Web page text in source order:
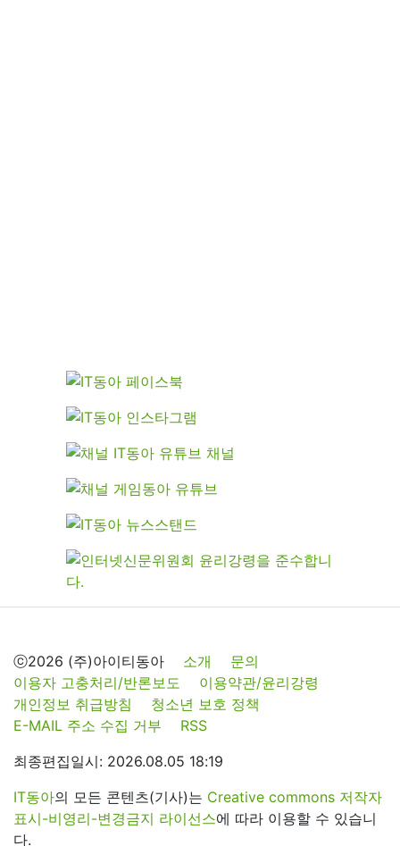
ⓒ2026 (주)아이티동아 소개
문의
이용자 고충처리/반론보도
이용약관/윤리강령
개인정보 취급방침
청소년 보호 정책
E-MAIL 주소 수집 거부
RSS
최종편집일시: 2026.08.05 18:19
IT동아의 모든 콘텐츠(기사)는 Creative commons 저작자
표시-비영리-변경금지 라이선스에 따라 이용할 수 있습니
다.